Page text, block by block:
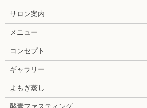
サロン案内
メニュー
コンセプト
ギャラリー
よもぎ蒸し